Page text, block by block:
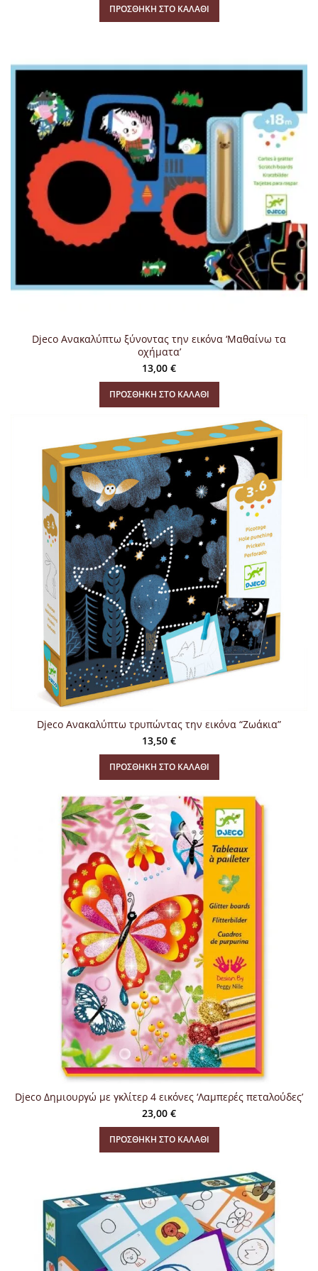
ΠΡΟΣΘΉΚΗ ΣΤΟ ΚΑΛΆΘΙ
Djeco Ανακαλύπτω ξύνοντας την εικόνα ‘Μαθαίνω τα
οχήματα’
13,00 €
ΠΡΟΣΘΉΚΗ ΣΤΟ ΚΑΛΆΘΙ
Djeco Ανακαλύπτω τρυπώντας την εικόνα “Ζωάκια”
13,50 €
ΠΡΟΣΘΉΚΗ ΣΤΟ ΚΑΛΆΘΙ
Djeco Δημιουργώ με γκλίτερ 4 εικόνες ‘Λαμπερές πεταλούδες’
23,00 €
ΠΡΟΣΘΉΚΗ ΣΤΟ ΚΑΛΆΘΙ